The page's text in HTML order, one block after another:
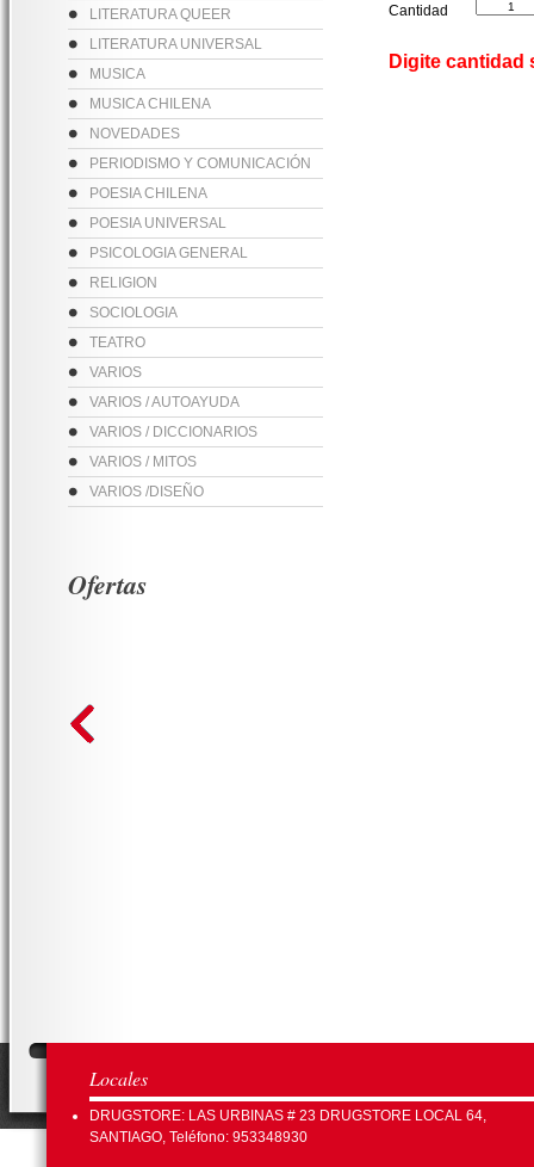
LITERATURA QUEER
LITERATURA UNIVERSAL
MUSICA
MUSICA CHILENA
NOVEDADES
PERIODISMO Y COMUNICACIÓN
POESIA CHILENA
POESIA UNIVERSAL
PSICOLOGIA GENERAL
RELIGION
SOCIOLOGIA
TEATRO
VARIOS
VARIOS / AUTOAYUDA
VARIOS / DICCIONARIOS
VARIOS / MITOS
VARIOS /DISEÑO
Cantidad
Digite
Ofertas
Locales
DRUGSTORE: LAS URBINAS # 23 DRUGSTORE LOCAL 64,
SANTIAGO, Teléfono: 953348930